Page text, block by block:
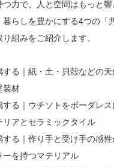
力で、人と空間はもっと響
暮らしを豊かにする4つの「
組みをご紹介します。
する｜紙・土・貝殻などの
装材
する｜ウチソトをボーダレ
リアとセラミックタイル
する｜作り手と受け手の感
ーを持つマテリアル